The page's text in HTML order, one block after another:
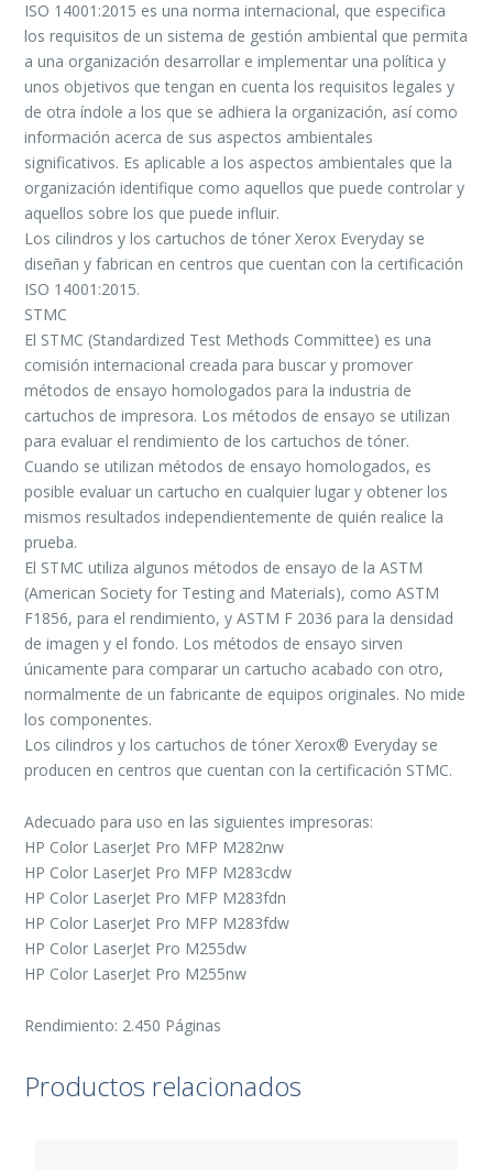
ISO 14001:2015 es una norma internacional, que especifica
los requisitos de un sistema de gestión ambiental que permita
a una organización desarrollar e implementar una política y
unos objetivos que tengan en cuenta los requisitos legales y
de otra índole a los que se adhiera la organización, así como
información acerca de sus aspectos ambientales
significativos. Es aplicable a los aspectos ambientales que la
organización identifique como aquellos que puede controlar y
aquellos sobre los que puede influir.
Los cilindros y los cartuchos de tóner Xerox Everyday se
diseñan y fabrican en centros que cuentan con la certificación
ISO 14001:2015.
STMC
El STMC (Standardized Test Methods Committee) es una
comisión internacional creada para buscar y promover
métodos de ensayo homologados para la industria de
cartuchos de impresora. Los métodos de ensayo se utilizan
para evaluar el rendimiento de los cartuchos de tóner.
Cuando se utilizan métodos de ensayo homologados, es
posible evaluar un cartucho en cualquier lugar y obtener los
mismos resultados independientemente de quién realice la
prueba.
El STMC utiliza algunos métodos de ensayo de la ASTM
(American Society for Testing and Materials), como ASTM
F1856, para el rendimiento, y ASTM F 2036 para la densidad
de imagen y el fondo. Los métodos de ensayo sirven
únicamente para comparar un cartucho acabado con otro,
normalmente de un fabricante de equipos originales. No mide
los componentes.
Los cilindros y los cartuchos de tóner Xerox® Everyday se
producen en centros que cuentan con la certificación STMC.
Adecuado para uso en las siguientes impresoras:
HP Color LaserJet Pro MFP M282nw
HP Color LaserJet Pro MFP M283cdw
HP Color LaserJet Pro MFP M283fdn
HP Color LaserJet Pro MFP M283fdw
HP Color LaserJet Pro M255dw
HP Color LaserJet Pro M255nw
Rendimiento: 2.450 Páginas
Productos relacionados